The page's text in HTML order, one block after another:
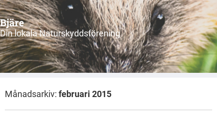
Om oss
Styrelsen
Program
Vad vi gör!
Bjäre
Din lokala Naturskyddsförening
Månadsarkiv: februari 2015